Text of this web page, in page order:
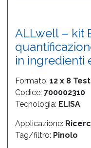
ALLwell – kit
in ingredienti
Formato: 12 x 8 Test
Codice: 700002310
Tecnologia: ELISA
Applicazione:
Tag/filtro: Pinolo